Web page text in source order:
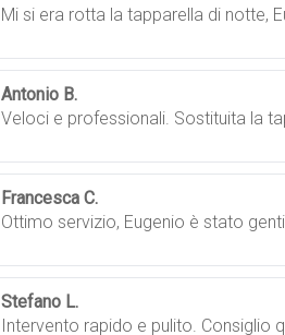
Mi si era rotta la tapparella di notte,
Antonio B.
Veloci e professionali. Sostituita la
Francesca C.
Ottimo servizio, Eugenio è stato
Stefano L.
Intervento rapido e pulito. Consiglio